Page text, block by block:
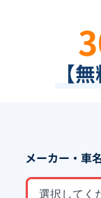
【
メーカー・車
選択してく